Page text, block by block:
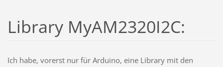
Library MyAM2320I2C:
Ich habe, vorerst nur für Arduino, eine Library mit den